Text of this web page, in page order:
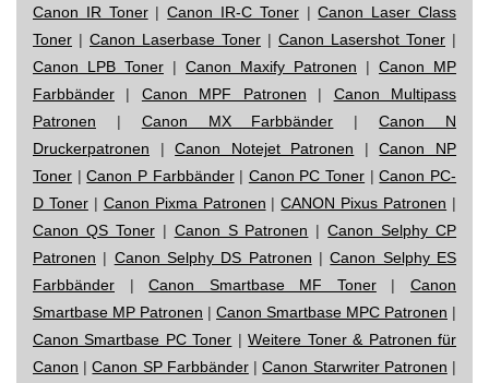
Canon IR Toner|Canon IR-C Toner|Canon Laser Class
Toner | Canon Laserbase Toner | Canon Lasershot Toner |
Canon LPB Toner | Canon Maxify Patronen | Canon MP
Farbbänder | Canon MPF Patronen | Canon Multipass
Patronen | Canon MX Farbbänder |Canon N
Druckerpatronen |Canon Notejet Patronen |Canon NP
Toner |Canon P Farbbänder| Canon PC Toner |Canon PC-
D Toner| Canon Pixma Patronen |CANON Pixus Patronen |
Canon QS Toner| Canon S Patronen |Canon Selphy CP
Patronen | Canon Selphy DS Patronen |Canon Selphy ES
Farbbänder |Canon Smartbase MF Toner|Canon
Smartbase MP Patronen | Canon Smartbase MPC Patronen |
Canon Smartbase PC Toner |Weitere Toner & Patronen für
Canon |Canon SP Farbbänder|Canon Starwriter Patronen |